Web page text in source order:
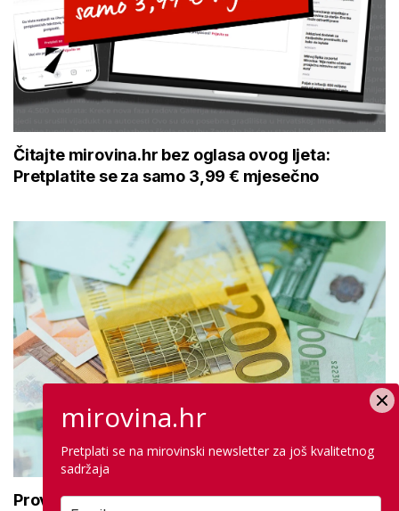
Čitajte mirovina.hr bez oglasa ovog ljeta:
Pretplatite se za samo 3,99 € mjesečno
Provjera stanja štednje u drugom stupu: Ova
mirovina.hr
Pretplati se na mirovinski newsletter za još kvalitetnog
sadržaja